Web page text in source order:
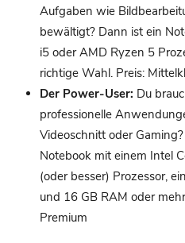
Aufgaben wie
bewältigt? Dann ist ein
i5 oder AMD Ryzen 5
richtige Wahl. Preis:
Der Power-User: Du
professionelle
Videoschnitt oder
Notebook mit einem Intel
(oder besser) Prozessor,
und 16 GB RAM oder
Premium